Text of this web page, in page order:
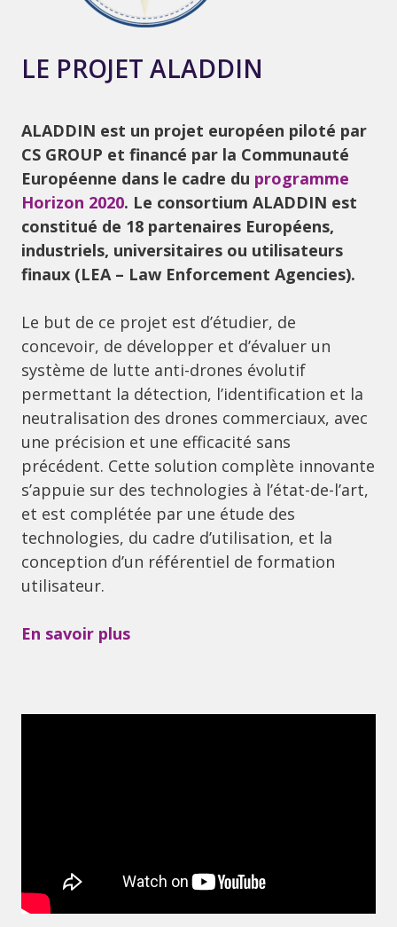
LE PROJET ALADDIN
ALADDIN est un projet européen piloté par
CS GROUP et financé par la Communauté
Européenne dans le cadre du programme
Horizon 2020. Le consortium ALADDIN est
constitué de 18 partenaires Européens,
industriels, universitaires ou utilisateurs
finaux (LEA – Law Enforcement Agencies).
Le but de ce projet est d’étudier, de
concevoir, de développer et d’évaluer un
système de lutte anti-drones évolutif
permettant la détection, l’identification et la
neutralisation des drones commerciaux, avec
une précision et une efficacité sans
précédent. Cette solution complète innovante
s’appuie sur des technologies à l’état-de-l’art,
et est complétée par une étude des
technologies, du cadre d’utilisation, et la
conception d’un référentiel de formation
utilisateur.
En savoir plus